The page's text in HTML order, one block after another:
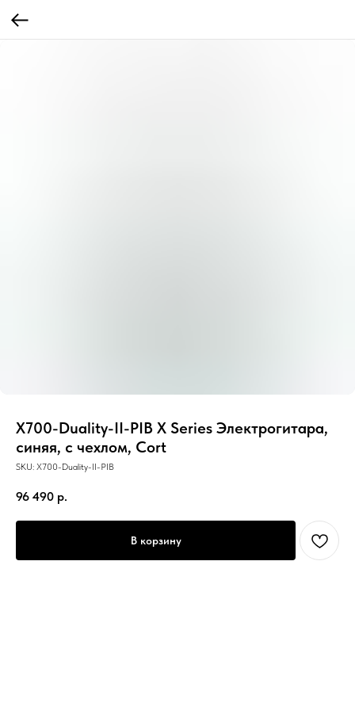
X700-Duality-II-PIB X Series Электрогитара,
синяя, с чехлом, Cort
SKU: X700-Duality-II-PIB
96 490 р.
В корзину